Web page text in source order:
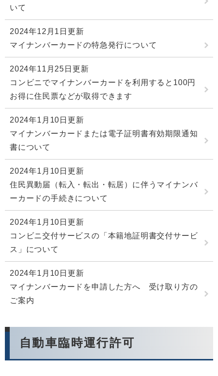
いて
2024年12月1日更新
マイナンバーカードの特急発行について
2024年11月25日更新
コンビニでマイナンバーカードを利用すると100円
お得に住民票などが取得できます
2024年1月10日更新
マイナンバーカードまたは電子証明書有効期限通知
書について
2024年1月10日更新
住民異動届（転入・転出・転居）に伴うマイナンバ
ーカードの手続きについて
2024年1月10日更新
コンビニ交付サービスの「本籍地証明書交付サービ
ス」について
2024年1月10日更新
マイナンバーカードを申請した方へ 受け取り方の
ご案内
自動車臨時運行許可